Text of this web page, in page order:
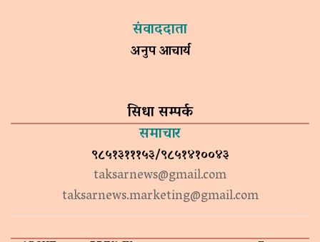
संवाददाता
अनुप आचार्य
सिधा सम्पर्क
समाचार
९८५१३१११५३/९८५१४१००४३
taksarnews@gmail.com
taksarnews.marketing@gmail.com